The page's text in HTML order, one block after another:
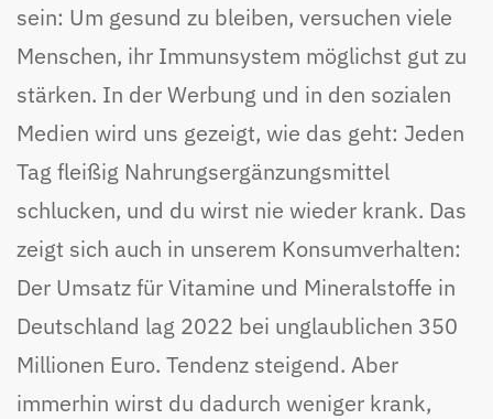
sein: Um gesund zu bleiben, versuchen viele
Menschen, ihr Immunsystem möglichst gut zu
stärken. In der Werbung und in den sozialen
Medien wird uns gezeigt, wie das geht: Jeden
Tag fleißig Nahrungsergänzungsmittel
schlucken, und du wirst nie wieder krank. Das
zeigt sich auch in unserem Konsumverhalten:
Der Umsatz für Vitamine und Mineralstoffe in
Deutschland lag 2022 bei unglaublichen 350
Millionen Euro. Tendenz steigend. Aber
immerhin wirst du dadurch weniger krank,